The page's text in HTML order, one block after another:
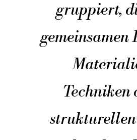
gruppiert,
gemeinsamen
Techniken